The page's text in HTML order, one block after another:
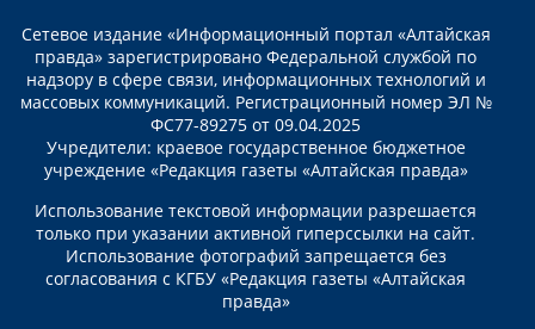
Сетевое издание «Информационный портал «Алтайская
правда» зарегистрировано Федеральной службой по
надзору в сфере связи, информационных технологий и
массовых коммуникаций. Регистрационный номер ЭЛ №
ФС77-89275 от 09.04.2025
Учредители: краевое государственное бюджетное
учреждение «Редакция газеты «Алтайская правда»
Использование текстовой информации разрешается
только при указании активной гиперссылки на сайт.
Использование фотографий запрещается без
согласования с КГБУ «Редакция газеты «Алтайская
правда»